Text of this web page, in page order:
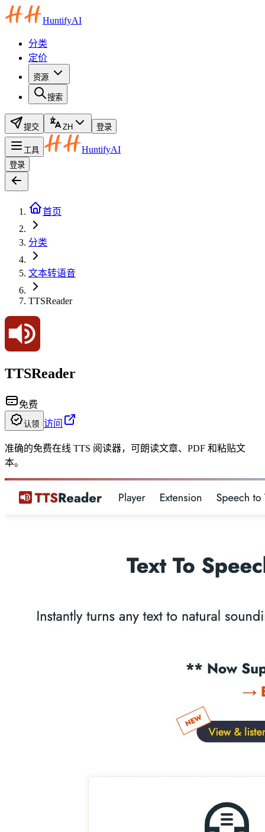
HuntifyAI
分类
定价
资源
搜索
提交 ZH 登录
工具 HuntifyAI
登录
首页
分类
文本转语音
TTSReader
TTSReader
免费
认领 访问
准确的免费在线 TTS 阅读器，可朗读文章、PDF 和粘贴文
本。